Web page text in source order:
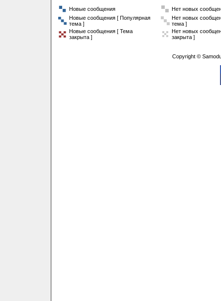
Новые сообщения
Нет новых
Новые сообщения [ Популярная
тема ]
Нет новых
тема ]
Новые сообщения [ Тема
закрыта ]
Нет новых
закрыта ]
Copyright ©